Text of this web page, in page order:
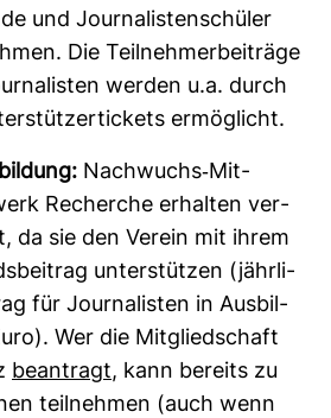
und Jour­na­lis­ten­schüler
Die Teil­neh­mer­bei­träge
werden u.a. durch
ermög­licht.
Nach­wuchs-​Mit­
Recherche erhalten ver­
da sie den Verein mit ihrem
unter­stützen (jähr­li­
für Jour­na­listen in Aus­bil­
Wer die Mit­glied­schaft
bean­tragt, kann bereits zu
teil­nehmen (auch wenn